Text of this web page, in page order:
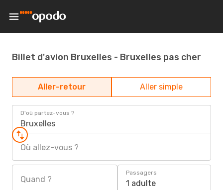
Billet d'avion Bruxelles - Bruxelles pas cher
Aller-retour Aller simple
D'où partez-vous ?
Bruxelles
Où allez-vous ?
Quand ?
Passagers
1 adulte